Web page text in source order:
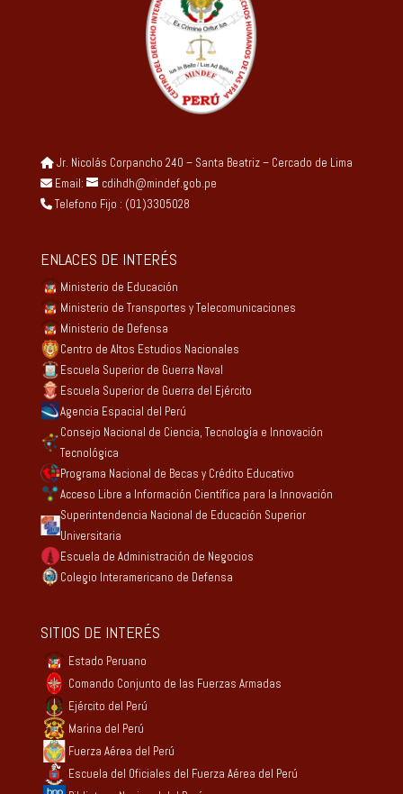
Jr. Nicolás Corpancho 240 – Santa Beatriz – Cercado de Lima
Email:
cdihdh@mindef.gob.pe
Telefono Fijo : (01)3305028
ENLACES DE INTERÉS
Ministerio de Educación
Ministerio de Transportes y Telecomunicaciones
Ministerio de Defensa
Centro de Altos Estudios Nacionales
Escuela Superior de Guerra Naval
Escuela Superior de Guerra del Ejército
Agencia Espacial del Perú
Consejo Nacional de Ciencia, Tecnología e Innovación
Tecnológica
Programa Nacional de Becas y Crédito Educativo
Acceso Libre a Información Científica para la Innovación
Superintendencia Nacional de Educación Superior
Universitaria
Escuela de Administración de Negocios
Colegio Interamericano de Defensa
SITIOS DE INTERÉS
Estado Peruano
Comando Conjunto de las Fuerzas Armadas
Ejército del Perú
Marina del Perú
Fuerza Aérea del Perú
Escuela del Oficiales del Fuerza Aérea del Perú